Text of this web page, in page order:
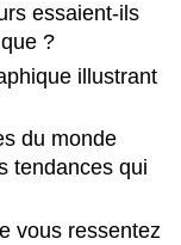
essaient-ils
?
illustrant
du monde
tendances qui
vous ressentez